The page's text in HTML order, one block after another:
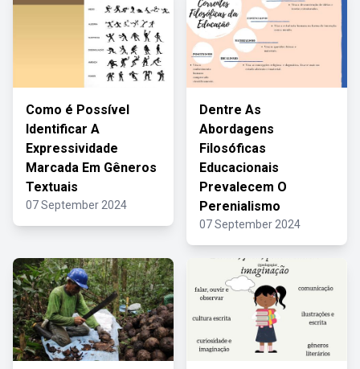
Como é Possível
Identificar A
Expressividade
Marcada Em Gêneros
Textuais
07 September 2024
Dentre As
Abordagens
Filosóficas
Educacionais
Prevalecem O
Perenialismo
07 September 2024